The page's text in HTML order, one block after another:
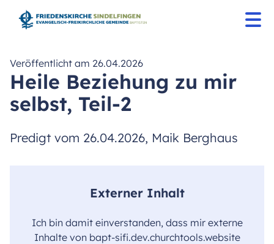
Veröffentlicht am 26.04.2026
Heile Beziehung zu mir
selbst, Teil-2
Predigt vom 26.04.2026, Maik Berghaus
Externer Inhalt
Ich bin damit einverstanden, dass mir externe
Inhalte von bapt-sifi.dev.churchtools.website